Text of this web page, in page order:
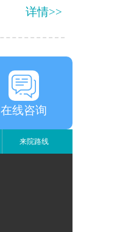
详情>>
在线咨询
来院路线